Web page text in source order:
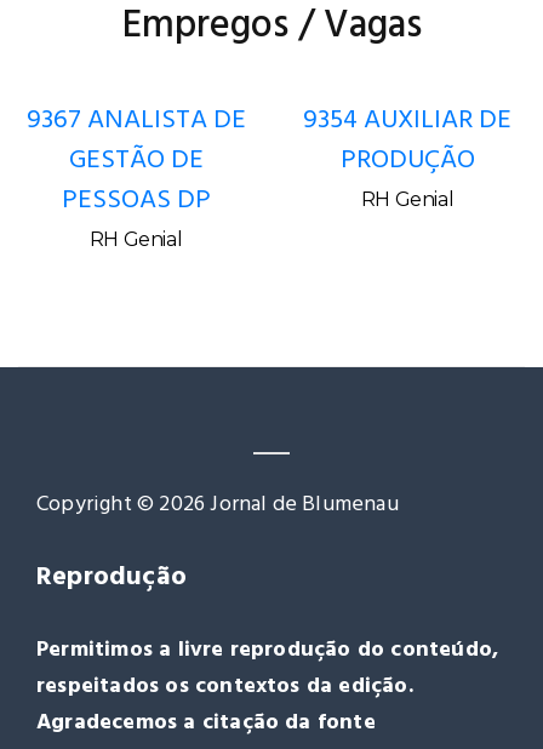
Empregos / Vagas
9367 ANALISTA DE
GESTÃO DE
PESSOAS DP
RH Genial
9354 AUXILIAR DE
PRODUÇÃO
RH Genial
Copyright © 2026 Jornal de Blumenau
Reprodução
Permitimos a livre reprodução do conteúdo,
respeitados os contextos da edição.
Agradecemos a citação da fonte